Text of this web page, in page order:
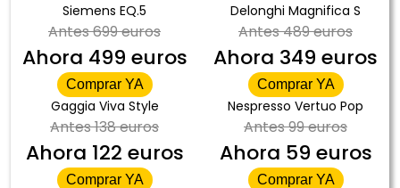
Siemens EQ.5
Antes699 euros
Ahora 499 euros
Comprar YA
Delonghi Magnifica S
Antes489 euros
Ahora 349 euros
Comprar YA
Gaggia Viva Style
Antes138 euros
Ahora 122 euros
Comprar YA
Nespresso Vertuo Pop
Antes99 euros
Ahora 59 euros
Comprar YA